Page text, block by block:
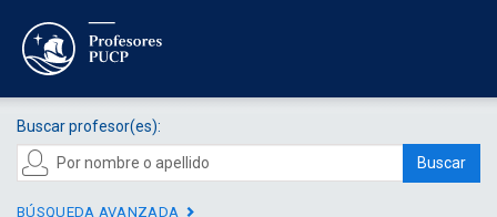
Buscar profesor(es):
Buscar
BÚSQUEDA AVANZADA